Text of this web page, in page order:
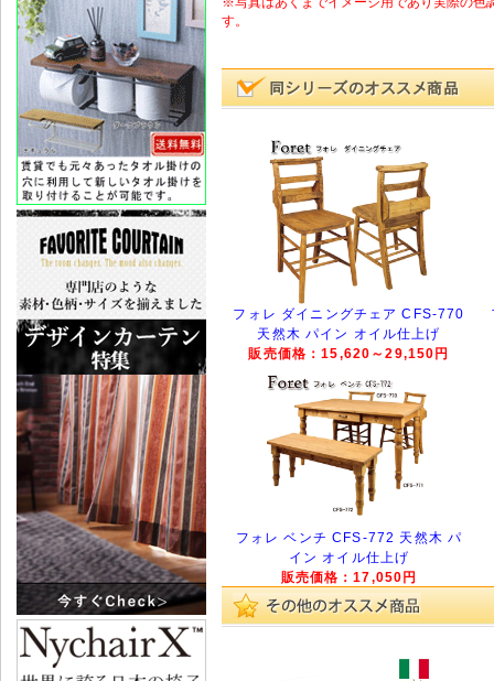
す。
フォレ ダイニングチェア CFS-770
天然木 パイン オイル仕上げ
販売価格：15,620～29,150円
フォレ ベンチ CFS-772 天然木 パ
イン オイル仕上げ
販売価格：17,050円